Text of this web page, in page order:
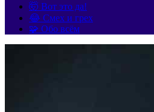
🤯 Вот это да!
😂 Смех и грех
🧩 Обо всём